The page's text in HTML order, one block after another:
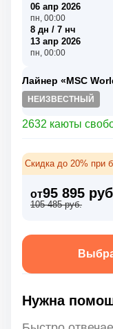
06 апр 2026
пн, 00:00
8 дн / 7 нч
13 апр 2026
пн, 00:00
Лайнер «MSC
НЕИЗВЕСТНЫЙ
2632 каюты
Скидка до 20% при
от95 895
105 485 руб.
Нужна